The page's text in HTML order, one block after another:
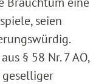
seien
§ 58 Nr. 7 AO,